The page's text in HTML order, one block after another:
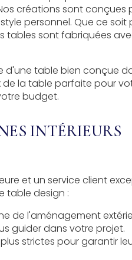
créations sont conçues
personnel. Que ce soit
tables sont fabriquées
d'une table bien conçue
la table parfaite pour
budget.
INTÉRIEURS
et un service client
table design :
de l'aménagement
guider dans votre projet.
strictes pour garantir